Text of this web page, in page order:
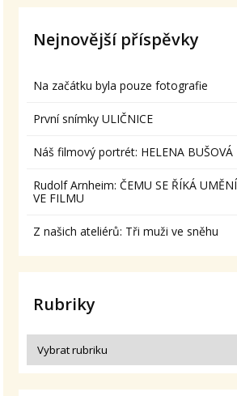
Nejnovější příspěvky
Na začátku byla pouze fotografie
První snímky ULIČNICE
Náš filmový portrét: HELENA BUŠOVÁ
Rudolf Arnheim: ČEMU SE ŘÍKÁ UMĚNÍ
VE FILMU
Z našich ateliérů: Tři muži ve sněhu
Rubriky